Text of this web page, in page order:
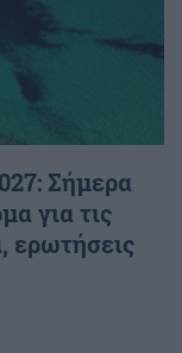
Σήμερα
για τις
ερωτήσεις